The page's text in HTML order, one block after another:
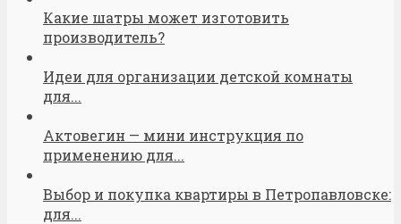
Какие шатры может изготовить
производитель?
Идеи для организации детской комнаты
для...
Актовегин — мини инструкция по
применению для...
Выбор и покупка квартиры в Петропавловске:
для...